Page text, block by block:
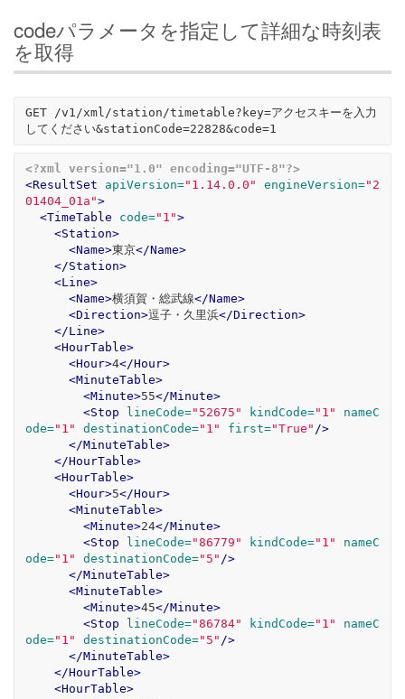
codeパラメータを指定して詳細な時刻表
を取得
GET /v1/xml/station/timetable?key=アクセスキーを入力
<?xml version="1.0" encoding="UTF-8"?>
<ResultSet
apiVersion="1.14.0.0" engineVersion="2
01404_01a">
<TimeTable
code="1">
<Station>
<Name>東京</Name>
</Station>
<Line>
<Name>横須賀・総武線</Name>
<Direction>逗子・久里浜</Direction>
</Line>
<HourTable>
<Hour>4</Hour>
<MinuteTable>
<Minute>55</Minute>
<Stop
lineCode="52675" kindCode="1"
nameC
ode="1" destinationCode="1" first="True" />
</MinuteTable>
</HourTable>
<HourTable>
<Hour>5</Hour>
<MinuteTable>
<Minute>24</Minute>
<Stop
lineCode="86779" kindCode="1"
nameC
ode="1" destinationCode="5" />
</MinuteTable>
<MinuteTable>
<Minute>45</Minute>
<Stop
lineCode="86784" kindCode="1"
nameC
ode="1" destinationCode="5" />
</MinuteTable>
</HourTable>
<HourTable>